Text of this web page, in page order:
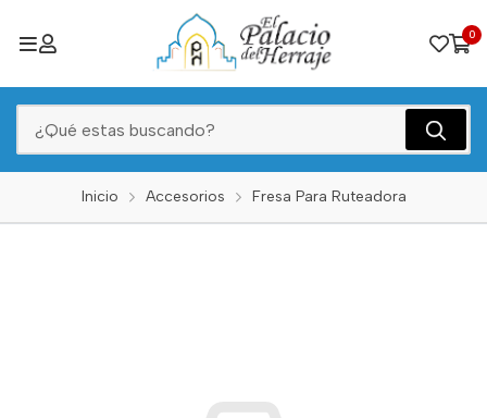
0
Inicio Accesorios Fresa Para Ruteadora